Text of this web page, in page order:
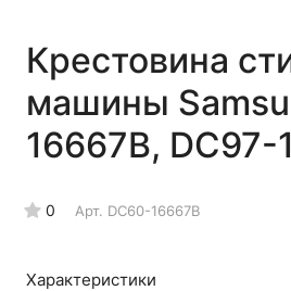
Крестовина
машины
16667B, DC97-
0 Арт. DC60-16667B
Характеристики